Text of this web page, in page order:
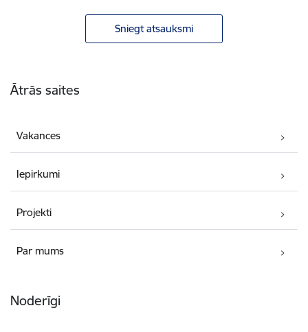
Sniegt atsauksmi
Ātrās saites
Vakances
Iepirkumi
Projekti
Par mums
Noderīgi